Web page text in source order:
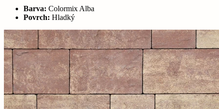
Barva: Colormix Alba
Povrch: Hladký